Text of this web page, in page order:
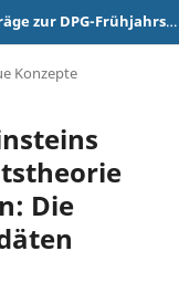
PhyDid B - Didaktik der Physik - Beiträge zur DPG-Frühjahrstagung
Konzepte
Die